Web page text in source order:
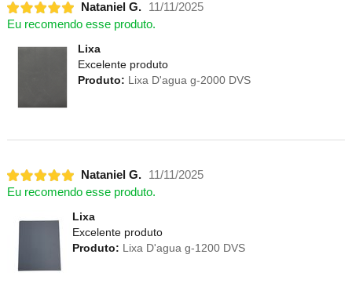
Nataniel G.
11/11/2025
Eu recomendo esse produto.
Lixa
Excelente produto
Produto: Lixa D'agua g-2000 DVS
Nataniel G.
11/11/2025
Eu recomendo esse produto.
Lixa
Excelente produto
Produto: Lixa D'agua g-1200 DVS